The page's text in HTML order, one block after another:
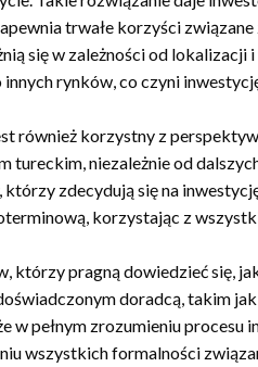
trwałe korzyści
się w zależności od
rynków, co czyni
również korzystny z
tureckim, niezależnie od
zdecydują się na
korzystając z
którzy pragną dowiedzieć się,
doradcą, takim
w pełnym zrozumieniu
wszystkich formalności